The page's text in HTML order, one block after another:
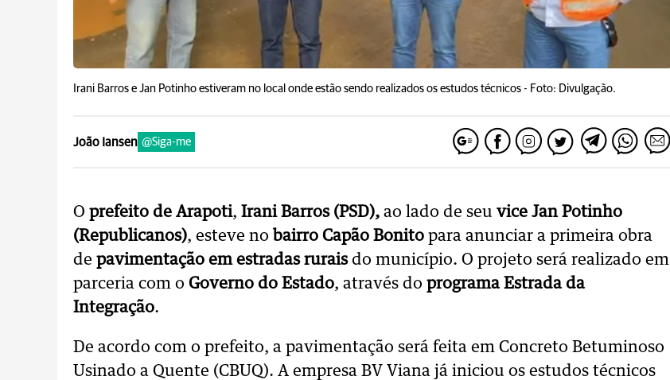
Irani Barros e Jan Potinho estiveram no local onde estão sendo realizados os estudos técnicos - Foto: Divulgação.
João Iansen @Siga-me
O prefeito de Arapoti, Irani Barros (PSD), ao lado de seu vice Jan Potinho
(Republicanos), esteve no bairro Capão Bonito para anunciar a primeira obra
de pavimentação em estradas rurais do município. O projeto será realizado em
parceria com o Governo do Estado, através do programa Estrada da
Integração.
De acordo com o prefeito, a pavimentação será feita em Concreto Betuminoso
Usinado a Quente (CBUQ). A empresa BV Viana já iniciou os estudos técnicos